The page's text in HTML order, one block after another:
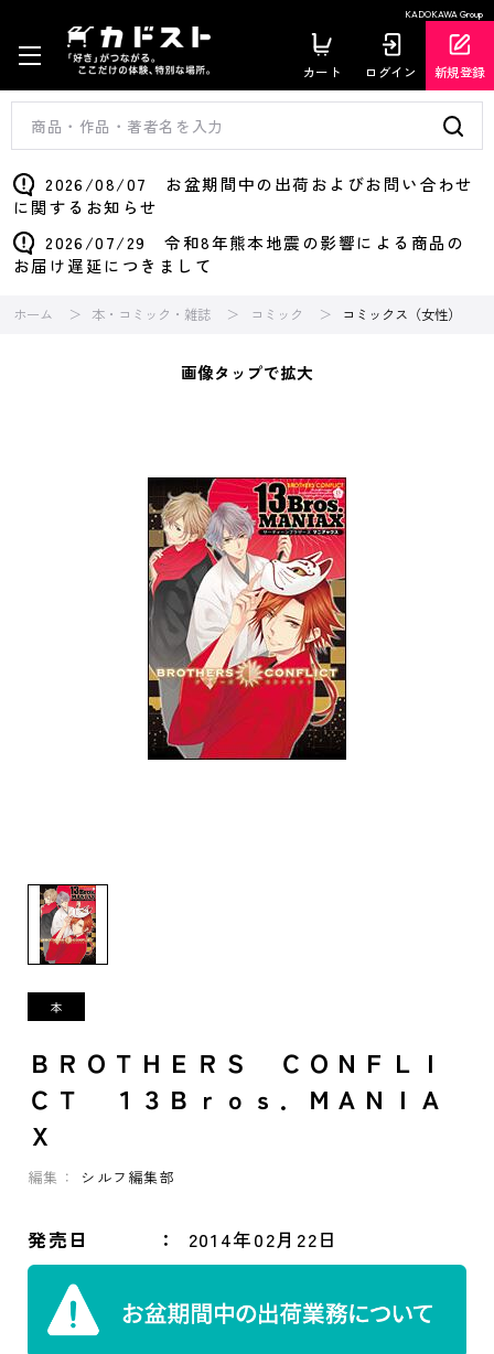
KADOKAWA Group
カート ログイン 新規登録
2026/08/07 お盆期間中の出荷およびお問い合わせ
に関するお知らせ
2026/07/29 令和8年熊本地震の影響による商品の
お届け遅延につきまして
ホーム 本・コミック・雑誌 コミック コミックス（女性）
画像タップで拡大
ＢＲＯＴＨＥＲＳ ＣＯＮＦＬＩ
ＣＴ １３Ｂｒｏｓ．ＭＡＮＩＡ
Ｘ
編集： シルフ編集部
発売日 2014年02月22日